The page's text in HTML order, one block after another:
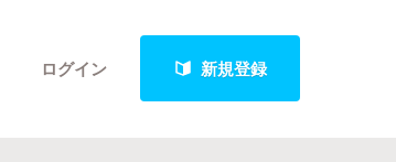
ログイン 新規登録